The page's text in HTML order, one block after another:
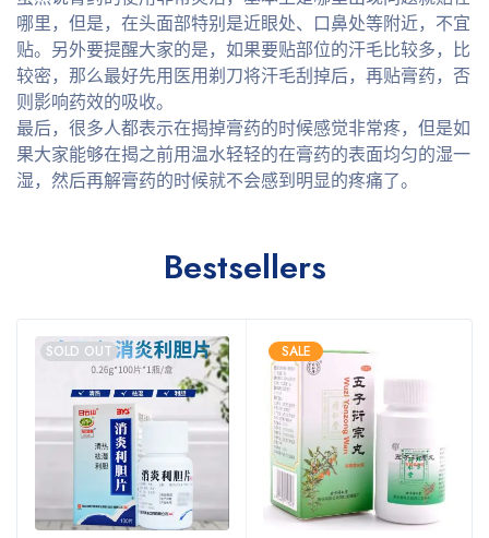
哪里，但是，在头面部特别是近眼处、口鼻处等附近，不宜
贴。另外要提醒大家的是，如果要贴部位的汗毛比较多，比
较密，那么最好先用医用剃刀将汗毛刮掉后，再贴膏药，否
则影响药效的吸收。
最后，很多人都表示在揭掉膏药的时候感觉非常疼，但是如
果大家能够在揭之前用温水轻轻的在膏药的表面均匀的湿一
湿，然后再解膏药的时候就不会感到明显的疼痛了。
Bestsellers
SOLD OUT SALE